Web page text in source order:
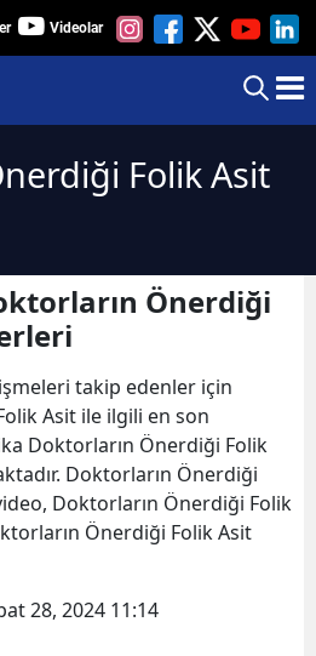
Videolar
Folik Asit
Önerdiği
takip edenler için
Asit ile ilgili en son
Doktorların Önerdiği Folik
Doktorların Önerdiği
Doktorların Önerdiği Folik
Önerdiği Folik Asit
28, 2024 11:14